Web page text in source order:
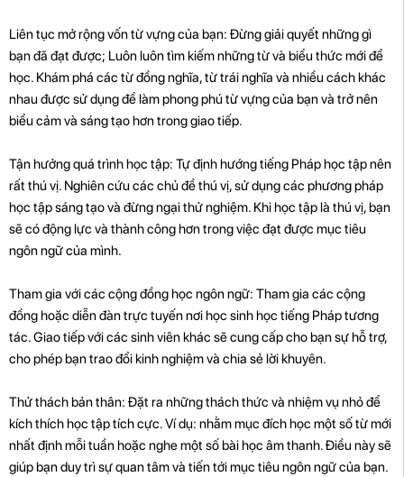
Liên tục mở rộng vốn từ vựng của bạn: Đừng giải quyết những gì
bạn đã đạt được; Luôn luôn tìm kiếm những từ và biểu thức mới để
học. Khám phá các từ đồng nghĩa, từ trái nghĩa và nhiều cách khác
nhau được sử dụng để làm phong phú từ vựng của bạn và trở nên
biểu cảm và sáng tạo hơn trong giao tiếp.
Tận hưởng quá trình học tập: Tự định hướng tiếng Pháp học tập nên
rất thú vị. Nghiên cứu các chủ đề thú vị, sử dụng các phương pháp
học tập sáng tạo và đừng ngại thử nghiệm. Khi học tập là thú vị, bạn
sẽ có động lực và thành công hơn trong việc đạt được mục tiêu
ngôn ngữ của mình.
Tham gia với các cộng đồng học ngôn ngữ: Tham gia các cộng
đồng hoặc diễn đàn trực tuyến nơi học sinh học tiếng Pháp tương
tác. Giao tiếp với các sinh viên khác sẽ cung cấp cho bạn sự hỗ trợ,
cho phép bạn trao đổi kinh nghiệm và chia sẻ lời khuyên.
Thử thách bản thân: Đặt ra những thách thức và nhiệm vụ nhỏ để
kích thích học tập tích cực. Ví dụ: nhằm mục đích học một số từ mới
nhất định mỗi tuần hoặc nghe một số bài học âm thanh. Điều này sẽ
giúp bạn duy trì sự quan tâm và tiến tới mục tiêu ngôn ngữ của bạn.